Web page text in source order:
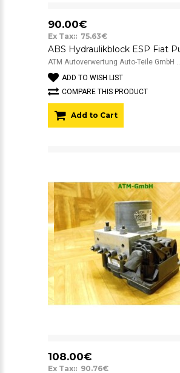
90.00€
Ex Tax:: 75.63€
ATM Autoverwertung Auto-Teile GmbH ..
ADD TO WISH LIST
COMPARE THIS PRODUCT
Add to Cart
108.00€
Ex Tax:: 90.76€